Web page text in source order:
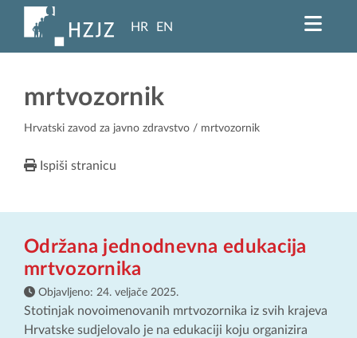
HR EN
mrtvozornik
Hrvatski zavod za javno zdravstvo / mrtvozornik
Ispiši stranicu
Održana jednodnevna edukacija
mrtvozornika
Objavljeno: 24. veljače 2025.
Stotinjak novoimenovanih mrtvozornika iz svih krajeva
Hrvatske sudjelovalo je na edukaciji koju organizira